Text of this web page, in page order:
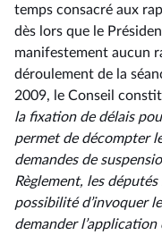
temps consacré aux
dès lors que le
manifestement aucun
déroulement de la
2009, le Conseil
la fixation de délais
permet de décompter
demandes de
Règlement, les
possibilité d’invoquer
demander